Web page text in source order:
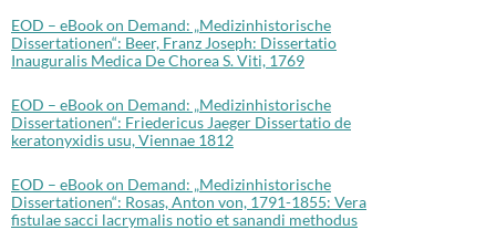
EOD – eBook on Demand: „Medizinhistorische
Dissertationen“: Beer, Franz Joseph: Dissertatio
Inauguralis Medica De Chorea S. Viti, 1769
EOD – eBook on Demand: „Medizinhistorische
Dissertationen“: Friedericus Jaeger Dissertatio de
keratonyxidis usu, Viennae 1812
EOD – eBook on Demand: „Medizinhistorische
Dissertationen“: Rosas, Anton von, 1791-1855: Vera
fistulae sacci lacrymalis notio et sanandi methodus